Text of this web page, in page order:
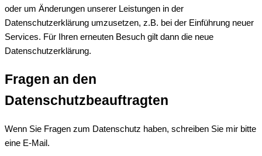
oder um Änderungen unserer Leistungen in der
Datenschutzerklärung umzusetzen, z.B. bei der Einführung neuer
Services. Für Ihren erneuten Besuch gilt dann die neue
Datenschutzerklärung.
Fragen an den
Datenschutzbeauftragten
Wenn Sie Fragen zum Datenschutz haben, schreiben Sie mir bitte
eine E-Mail.